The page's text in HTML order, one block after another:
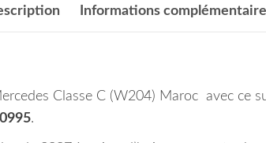
Informations
Classe C (W204) Maroc avec ce
.